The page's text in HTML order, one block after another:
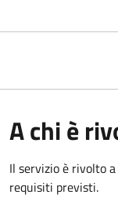
A chi è
Il servizio è rivolto
requisiti previsti.